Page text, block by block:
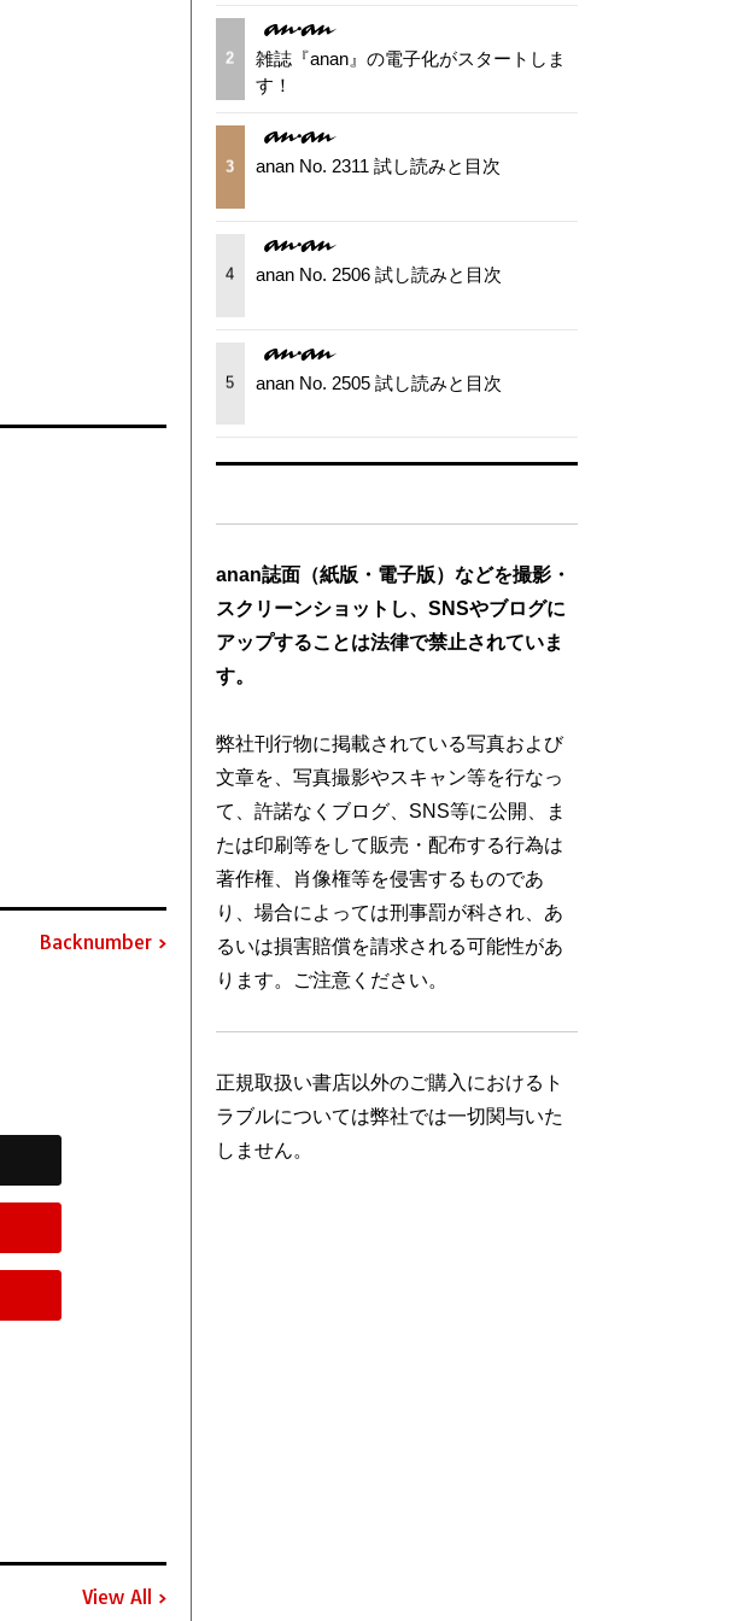
Backnumber
View All
2
雑誌『anan』の電子化がスタートしま
す！
3 anan No. 2311 試し読みと目次
4 anan No. 2506 試し読みと目次
5 anan No. 2505 試し読みと目次
anan誌面（紙版・電子版）などを撮影・
スクリーンショットし、SNSやブログに
アップすることは法律で禁止されていま
す。
弊社刊行物に掲載されている写真および
文章を、写真撮影やスキャン等を行なっ
て、許諾なくブログ、SNS等に公開、ま
たは印刷等をして販売・配布する行為は
著作権、肖像権等を侵害するものであ
り、場合によっては刑事罰が科され、あ
るいは損害賠償を請求される可能性があ
ります。ご注意ください。
正規取扱い書店以外のご購入におけるト
ラブルについては弊社では一切関与いた
しません。